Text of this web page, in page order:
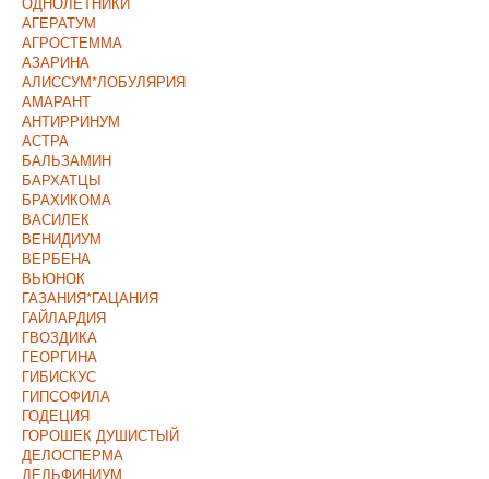
АГЕРАТУМ
АГРОСТЕММА
АЗАРИНА
АЛИССУМ*ЛОБУЛЯРИЯ
АМАРАНТ
АНТИРРИНУМ
АСТРА
БАЛЬЗАМИН
БАРХАТЦЫ
БРАХИКОМА
ВАСИЛЕК
ВЕНИДИУМ
ВЕРБЕНА
ВЬЮНОК
ГАЗАНИЯ*ГАЦАНИЯ
ГАЙЛАРДИЯ
ГВОЗДИКА
ГЕОРГИНА
ГИБИСКУС
ГИПСОФИЛА
ГОДЕЦИЯ
ГОРОШЕК ДУШИСТЫЙ
ДЕЛОСПЕРМА
ДЕЛЬФИНИУМ